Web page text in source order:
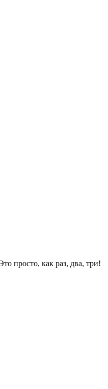
просто, как раз, два, три!